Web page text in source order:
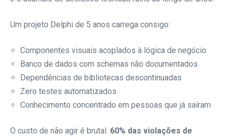
Um projeto Delphi de 5 anos carrega consigo:
Componentes visuais acoplados à lógica de negócio
Banco de dados com schemas não documentados
Dependências de bibliotecas descontinuadas
Zero testes automatizados
Conhecimento concentrado em pessoas que já saíram
O custo de não agir é brutal. 60% das violações de